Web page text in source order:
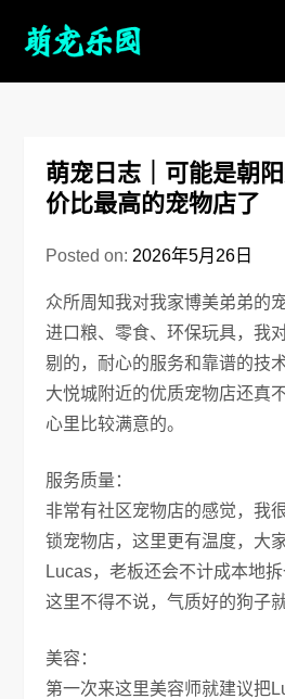
萌宠日志｜可能是朝
价比最高的宠物店了
Posted on: 2026年5月26日
众所周知我对我家博美弟弟的
进口粮、零食、环保玩具，我
剔的，耐心的服务和靠谱的技
大悦城附近的优质宠物店还真
心里比较满意的。
服务质量：
非常有社区宠物店的感觉，我
锁宠物店，这里更有温度，大
Lucas，老板还会不计成本地
这里不得不说，气质好的狗子
美容：
第一次来这里美容师就建议把